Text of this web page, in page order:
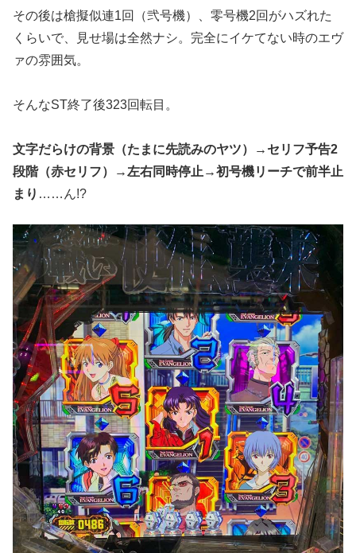
その後は槍擬似連1回（弐号機）、零号機2回がハズれた
くらいで、見せ場は全然ナシ。完全にイケてない時のエヴ
ァの雰囲気。
そんなST終了後323回転目。
文字だらけの背景（たまに先読みのヤツ）→セリフ予告2
段階（赤セリフ）→左右同時停止→初号機リーチで前半止
まり ……ん!?